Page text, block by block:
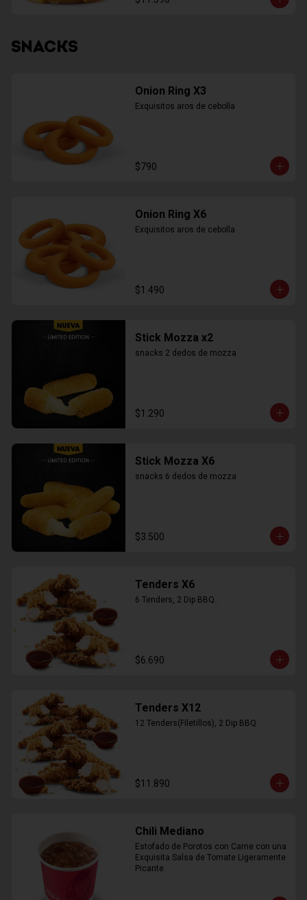
SNACKS
Onion Ring X3
Exquisitos aros de cebolla
$790
Onion Ring X6
Exquisitos aros de cebolla
$1.490
Stick Mozza x2
snacks 2 dedos de mozza
$1.290
Stick Mozza X6
snacks 6 dedos de mozza
$3.500
Tenders X6
6 Tenders, 2 Dip BBQ..
$6.690
Tenders X12
12 Tenders(Filetillos), 2 Dip BBQ
$11.890
Chili Mediano
Estofado de Porotos con Carne con una
Exquisita Salsa de Tomate Ligeramente
Picante